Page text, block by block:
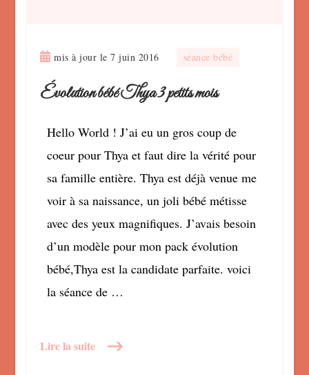
mis à jour le7 juin 2016 séance bébé
Évolution bébé Thya 3 petits mois
Hello World ! J’ai eu un gros coup de
coeur pour Thya et faut dire la vérité pour
sa famille entière. Thya est déjà venue me
voir à sa naissance, un joli bébé métisse
avec des yeux magnifiques. J’avais besoin
d’un modèle pour mon pack évolution
bébé,Thya est la candidate parfaite. voici
la séance de …
Lire la suite